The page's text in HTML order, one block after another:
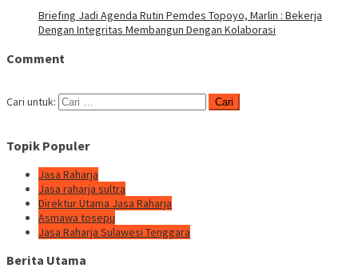
Briefing Jadi Agenda Rutin Pemdes Topoyo, Marlin : Bekerja
Dengan Integritas Membangun Dengan Kolaborasi
Comment
Cari untuk:
Topik Populer
Jasa Raharja
Jasa raharja sultra
Direktur Utama Jasa Raharja
Asmawa tosepu
Jasa Raharja Sulawesi Tenggara
Berita Utama